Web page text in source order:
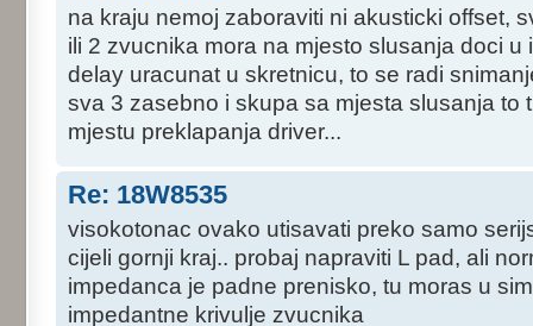
na kraju nemoj zaboraviti ni akusticki offset,
ili 2 zvucnika mora na mjesto slusanja doci u
delay uracunat u skretnicu, to se radi
sva 3 zasebno i skupa sa mjesta slusanja to
mjestu preklapanja driver...
Re: 18W8535
visokotonac ovako utisavati preko samo
cijeli gornji kraj.. probaj napraviti L pad, ali
impedanca je padne prenisko, tu moras u
impedantne krivulje zvucnika